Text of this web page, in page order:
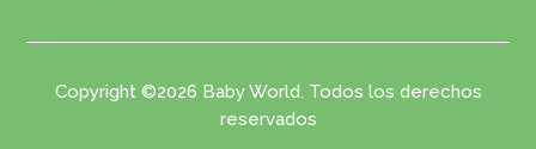
Copyright ©2026 Baby World. Todos los derechos
reservados